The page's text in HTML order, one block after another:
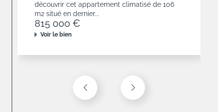
découvrir cet appartement climatisé de 106
m2 situé en dernier...
815 000 €
Voir le bien